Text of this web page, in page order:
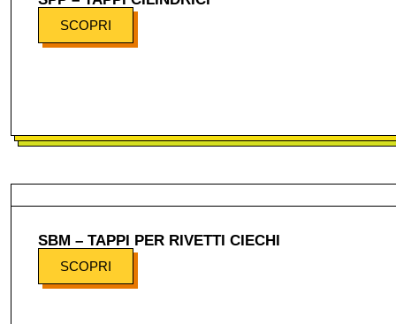
SCOPRI
SBM – TAPPI PER RIVETTI CIECHI
SCOPRI